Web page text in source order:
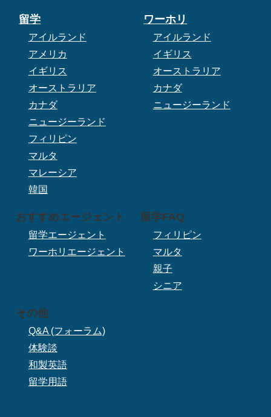
留学
アイルランド
アメリカ
イギリス
オーストラリア
カナダ
ニュージーランド
フィリピン
マルタ
マレーシア
韓国
ワーホリ
アイルランド
イギリス
オーストラリア
カナダ
ニュージーランド
おすすめエージェント
留学エージェント
ワーホリエージェント
留学FAQ
フィリピン
マルタ
親子
シニア
その他
Q&A (フォーラム)
体験談
和製英語
留学用語